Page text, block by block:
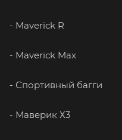
- Maverick R
- Maverick Max
- Спортивный багги
- Маверик Х3